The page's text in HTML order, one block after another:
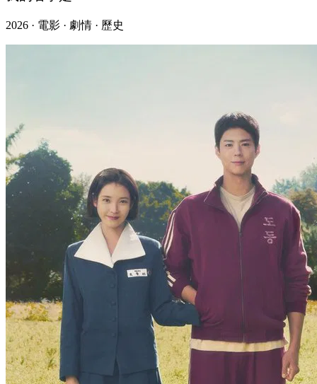
2026 · 電影 · 劇情 · 歷史